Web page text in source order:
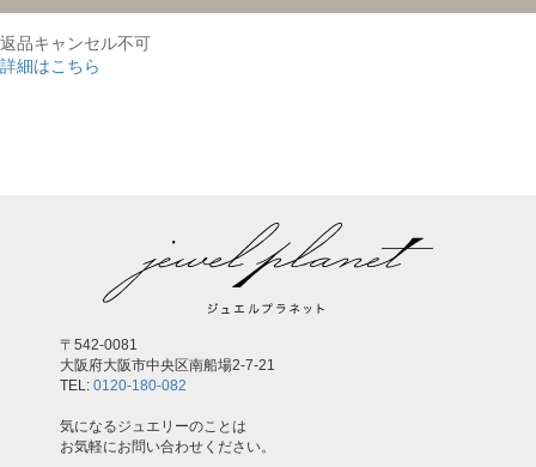
返品キャンセル不可
詳細はこちら
〒542-0081
大阪府大阪市中央区南船場2-7-21
TEL: 0120-180-082
気になるジュエリーのことは
お気軽にお問い合わせください。